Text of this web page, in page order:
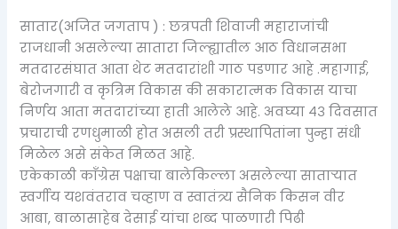
सातार(अजित जगताप ) : छत्रपती शिवाजी महाराजांची
राजधानी असलेल्या सातारा जिल्ह्यातील आठ विधानसभा
मतदारसंघात आता थेट मतदारांशी गाठ पडणार आहे .महागाई,
बेरोजगारी व कृत्रिम विकास की सकारात्मक विकास याचा
निर्णय आता मतदारांच्या हाती आलेले आहे. अवघ्या ४३ दिवसात
प्रचाराची रणधुमाळी होत असली तरी प्रस्थापितांना पुन्हा संधी
मिळेल असे संकेत मिळत आहे.
एकेकाळी काँग्रेस पक्षाचा बालेकिल्ला असलेल्या साताऱ्यात
स्वर्गीय यशवंतराव चव्हाण व स्वातंत्र्य सैनिक किसन वीर
आबा, बाळासाहेब देसाई यांचा शब्द पाळणारी पिढी